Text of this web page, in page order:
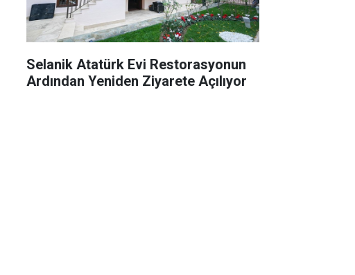
Selanik Atatürk Evi Restorasyonun
Ardından Yeniden Ziyarete Açılıyor